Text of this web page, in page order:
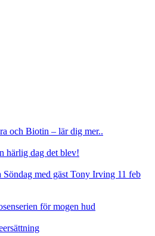
och Biotin – lär dig mer..
härlig dag det blev!
med gäst Tony Irving 11 feb
för mogen hud